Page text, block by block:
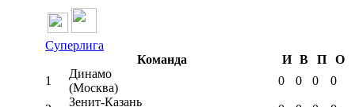
Суперлига
Команда
И В П
О
1
Динамо
(Москва)
0 0 0 0
Зенит-Казань